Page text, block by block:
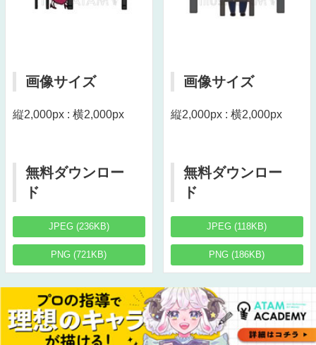
画像サイズ
縦2,000px : 横2,000px
無料ダウンロー
ド
JPEG (236KB)
PNG (721KB)
画像サイズ
縦2,000px : 横2,000px
無料ダウンロー
ド
JPEG (118KB)
PNG (186KB)